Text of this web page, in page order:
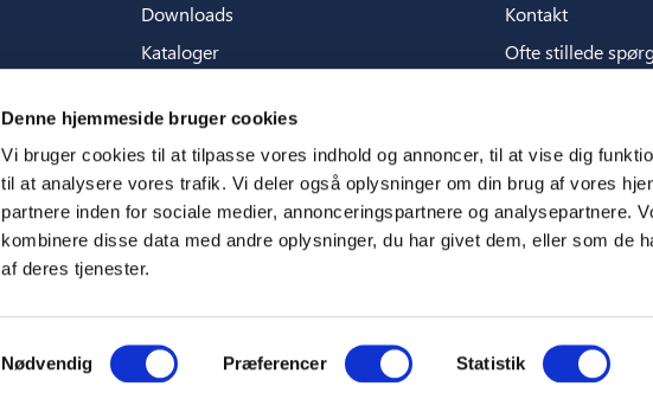
Denne hjemmeside bruger cookies
Vi bruger cookies til at tilpasse vores indhold og annoncer, til at vise dig
til at analysere vores trafik. Vi deler også oplysninger om din brug af vores
partnere inden for sociale medier, annonceringspartnere og analysepartnere.
kombinere disse data med andre oplysninger, du har givet dem, eller som de
af deres tjenester.
Samtykkevalg
Nødvendig Præferencer Statistik
Downloads
Kataloger
Guide til content store
3D filer
Presse
Showroom
Messer
Kontakt
Ofte stillede
CSR